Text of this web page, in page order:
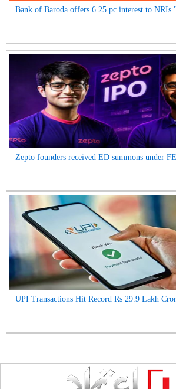
Bank of Baroda offers 6.25 pc interest to NRIs
Zepto founders received ED summons under
UPI Transactions Hit Record Rs 29.9 Lakh